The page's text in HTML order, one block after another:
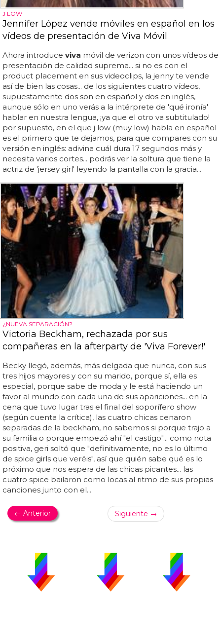
J LOW
Jennifer López vende móviles en español en los
vídeos de presentación de Viva Móvil
Ahora introduce viva móvil de verizon con unos vídeos de
presentación de calidad suprema... si no es con el
product placement en sus videoclips, la jenny te vende
así de bien las cosas... de los siguientes cuatro vídeos,
supuestamente dos son en español y dos en inglés,
aunque sólo en uno verás a la intérprete de 'qué ironía'
hablar en nuestra lengua, ¡ya que el otro va subtitulado!
por supuesto, en el que j low (muy low) habla en español
es el primero que te dejamos, para que compares con su
versión en inglés: adivina cuál dura 17 segundos más y
necesita varios cortes... podrás ver la soltura que tiene la
actriz de 'jersey girl' leyendo la pantalla con la gracia...
¿NUEVA SEPARACIÓN?
Victoria Beckham, rechazada por sus
compañeras en la afterparty de 'Viva Forever!'
Becky llegó, además, más delgada que nunca, con sus
tres hijos mayores y con su marido, porque sí, ella es
especial, porque sabe de moda y le está haciendo un
favor al mundo con cada una de sus apariciones... en la
cena que tuvo lugar tras el final del soporífero show
(según cuenta la crítica), las cuatro chicas cenaron
separadas de la beckham, no sabemos si porque trajo a
su familia o porque empezó ahí "el castigo"... como nota
positiva, geri soltó que "definitivamente, no es lo último
de spice girls que veréis", así que quién sabe qué es lo
próximo que nos espera de las chicas picantes... las
cuatro spice bailaron como locas al ritmo de sus propias
canciones junto con el...
← Anterior Siguiente →